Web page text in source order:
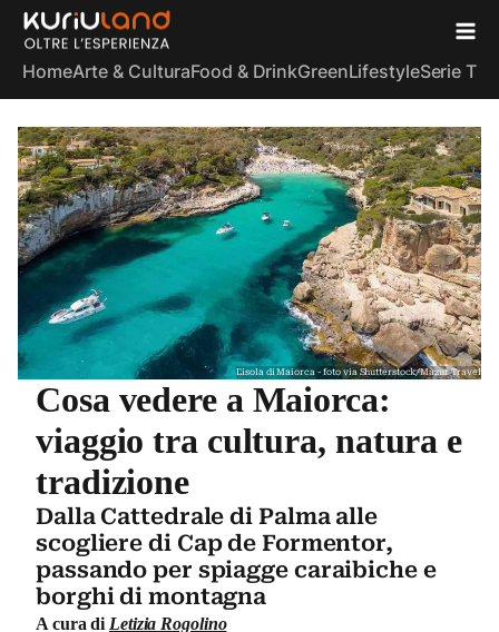
HomeArte & CulturaFood & DrinkGreenLifestyleSerie TV
L'isola di Maiorca - foto via Shutterstock/Mazur Travel
Cosa vedere a Maiorca:
viaggio tra cultura, natura e
tradizione
Dalla Cattedrale di Palma alle
scogliere di Cap de Formentor,
passando per spiagge caraibiche e
borghi di montagna
A cura diLetizia Rogolino